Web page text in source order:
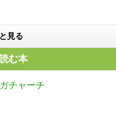
見る
む本
チャーチ